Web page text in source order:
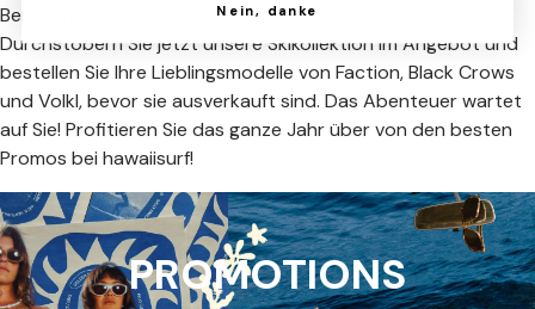
Bereiten Sie sich mit Stil und Leistung auf die Skisaison vor.
Durchstöbern Sie jetzt unsere Skikollektion im Angebot und
bestellen Sie Ihre Lieblingsmodelle von Faction, Black Crows
und Volkl, bevor sie ausverkauft sind. Das Abenteuer wartet
auf Sie! Profitieren Sie das ganze Jahr über von den besten
Promos bei hawaiisurf!
PROMOTIONS
Nein, danke